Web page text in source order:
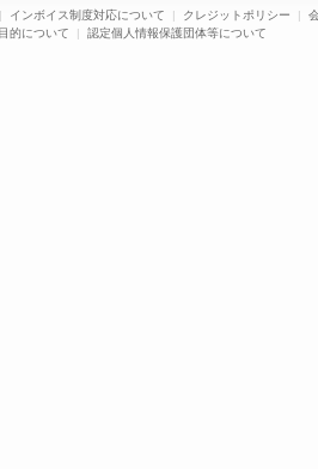
インボイス制度対応について | クレジットポリシー |
的について | 認定個人情報保護団体等について